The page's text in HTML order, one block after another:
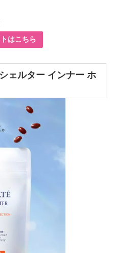
はこちら
ェルター インナー ホ